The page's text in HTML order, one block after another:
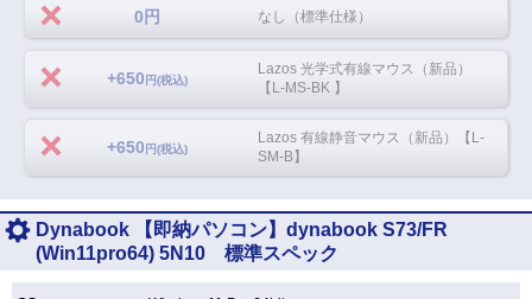
0円 なし（標準仕様）
+650 円(税込)
Lazos 光学式有線マウス（新品）
【L-MS-BK 】
+650 円(税込)
Lazos 有線静音マウス（新品）【L-
SM-B】
Dynabook 【即納パソコン】dynabook S73/FR
(Win11pro64) 5N10 標準スペック